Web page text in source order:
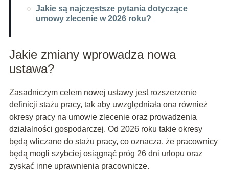
Jakie są najczęstsze pytania dotyczące
umowy zlecenie w 2026 roku?
Jakie zmiany wprowadza nowa
ustawa?
Zasadniczym celem nowej ustawy jest rozszerzenie
definicji stażu pracy, tak aby uwzględniała ona również
okresy pracy na umowie zlecenie oraz prowadzenia
działalności gospodarczej. Od 2026 roku takie okresy
będą wliczane do stażu pracy, co oznacza, że pracownicy
będą mogli szybciej osiągnąć próg 26 dni urlopu oraz
zyskać inne uprawnienia pracownicze.